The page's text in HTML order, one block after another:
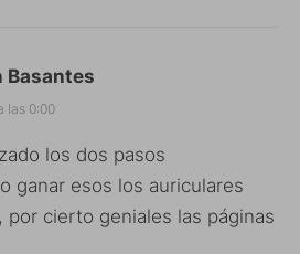
Basantes
las 0:00
los dos pasos
ganar esos los auriculares
por cierto geniales las páginas